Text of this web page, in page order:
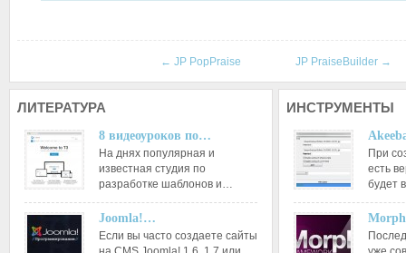
← JP PopPraise JP PraiseBuilder →
ЛИТЕРАТУРА
8 видеоуроков по…
На днях популярная и
известная студия по
разработке шаблонов и…
Joomla!…
Если вы часто создаете сайты
ИНСТРУМЕНТЫ
При
есть
будет